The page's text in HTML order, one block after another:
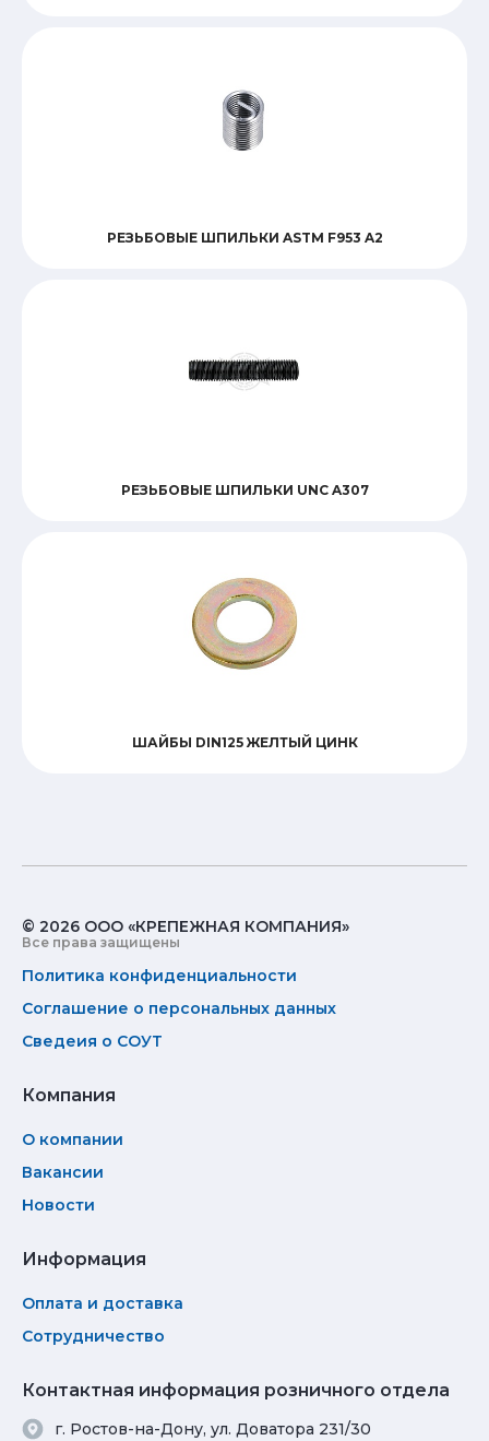
РЕЗЬБОВЫЕ ШПИЛЬКИ ASTM F953 A2
РЕЗЬБОВЫЕ ШПИЛЬКИ UNC A307
ШАЙБЫ DIN125 ЖЕЛТЫЙ ЦИНК
© 2026 ООО «КРЕПЕЖНАЯ КОМПАНИЯ»
Все права защищены
Политика конфиденциальности
Соглашение о персональных данных
Сведеия о СОУТ
Компания
О компании
Вакансии
Новости
Информация
Оплата и доставка
Сотрудничество
Контактная информация розничного отдела
г. Ростов-на-Дону, ул. Доватора 231/30